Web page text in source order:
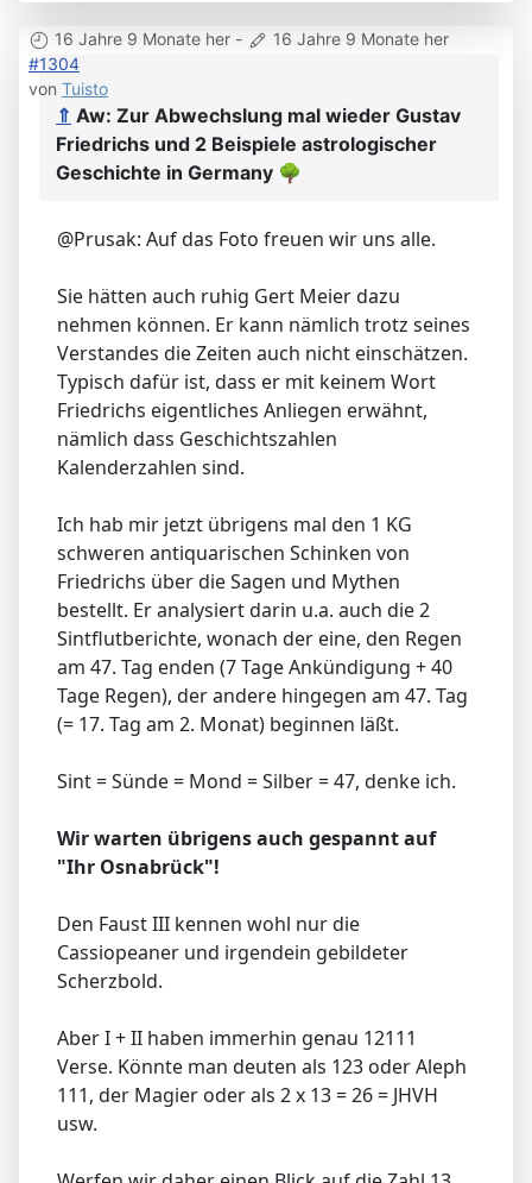
16 Jahre 9 Monate her -
16 Jahre 9 Monate her
#1304
von Tuisto
⇑ Aw: Zur Abwechslung mal wieder Gustav
Friedrichs und 2 Beispiele astrologischer
Geschichte in Germany 🌳
@Prusak: Auf das Foto freuen wir uns alle.
Sie hätten auch ruhig Gert Meier dazu
nehmen können. Er kann nämlich trotz seines
Verstandes die Zeiten auch nicht einschätzen.
Typisch dafür ist, dass er mit keinem Wort
Friedrichs eigentliches Anliegen erwähnt,
nämlich dass Geschichtszahlen
Kalenderzahlen sind.
Ich hab mir jetzt übrigens mal den 1 KG
schweren antiquarischen Schinken von
Friedrichs über die Sagen und Mythen
bestellt. Er analysiert darin u.a. auch die 2
Sintflutberichte, wonach der eine, den Regen
am 47. Tag enden (7 Tage Ankündigung + 40
Tage Regen), der andere hingegen am 47. Tag
(= 17. Tag am 2. Monat) beginnen läßt.
Sint = Sünde = Mond = Silber = 47, denke ich.
Wir warten übrigens auch gespannt auf
"Ihr Osnabrück"!
Den Faust III kennen wohl nur die
Cassiopeaner und irgendein gebildeter
Scherzbold.
Aber I + II haben immerhin genau 12111
Verse. Könnte man deuten als 123 oder Aleph
111, der Magier oder als 2 x 13 = 26 = JHVH
usw.